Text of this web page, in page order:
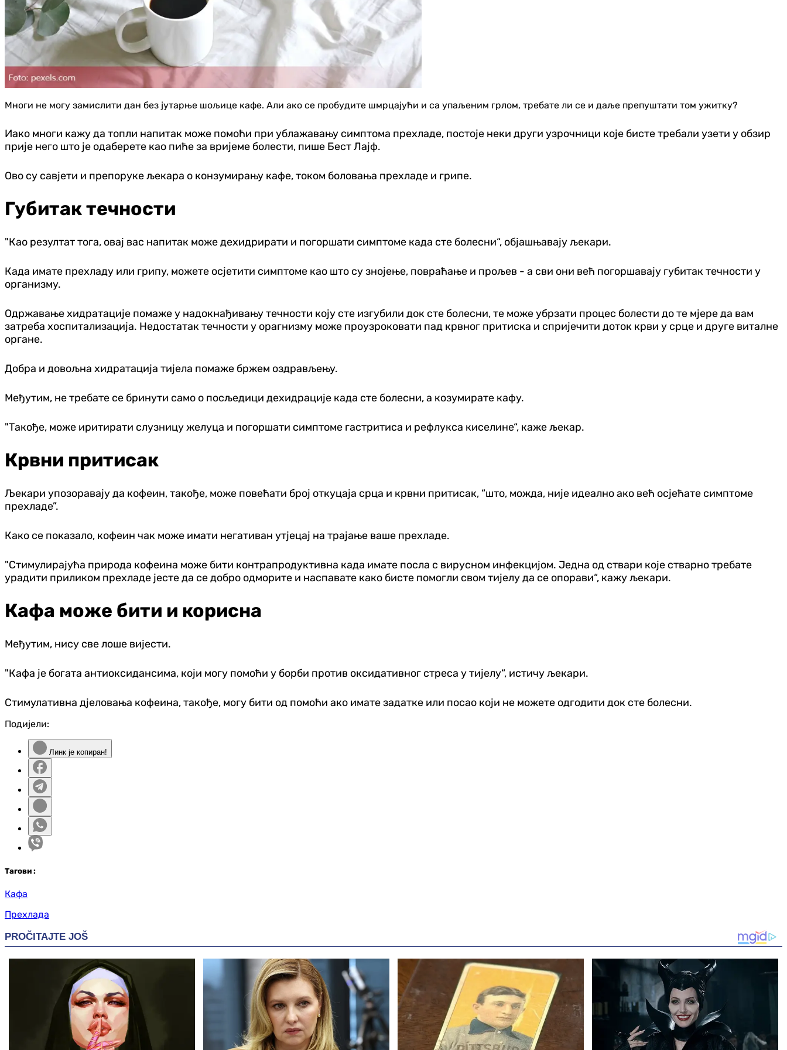
Многи не могу замислити дан без јутарње шољице кафе. Али ако се пробудите шмрцајући и сa упаљеним грлом, требате ли се и даље препуштати том ужитку?
Иако многи кажу да топли напитак може помоћи при ублажавању симптома прехладе, постоје неки други узрочници које бисте требали узети у обзир
прије него што је одаберете као пиће за вријеме болести, пише Бест Лајф.
Ово су савјети и препоруке љекара о конзумирању кафе, током боловања прехладе и грипе.
Губитак течности
"Као резултат тога, овај вас напитак може дехидрирати и погоршати симптоме када сте болесни“, објашњавају љекари.
Када имате прехладу или грипу, можете осјетити симптоме као што су знојење, повраћање и прољев - а сви они већ погоршавају губитак течности у
организму.
Одржавање хидратације помаже у надокнађивању течности коју сте изгубили док сте болесни, те може убрзати процес болести до те мјере да вам
затреба хоспитализација. Недостатак течности у орагнизму може проузроковати пад крвног притиска и спријечити доток крви у срце и друге виталне
органе.
Добра и довољна хидратација тијела помаже бржем оздрављењу.
Међутим, не требате се бринути само о посљедици дехидрације када сте болесни, а козумирате кафу.
"Такође, може иритирати слузницу желуца и погоршати симптоме гастритиса и рефлукса киселине“, каже љекар.
Крвни притисак
Љекари упозоравају да кофеин, такође, може повећати број откуцаја срца и крвни притисак, “што, можда, није идеално ако већ осјећате симптоме
прехладе”.
Како се показало, кофеин чак може имати негативан утјецај на трајање ваше прехладе.
"Стимулирајућа природа кофеина може бити контрапродуктивна када имате посла с вирусном инфекцијом. Једна од ствари које стварно требате
урадити приликом прехладе јесте да се добро одморите и наспавате како бисте помогли свом тијелу да се опорави“, кажу љекари.
Кафа може бити и корисна
Међутим, нису све лоше вијести.
"Кафа је богата антиоксидансима, који могу помоћи у борби против оксидативног стреса у тијелу“, истичу љекари.
Стимулативна дјеловања кофеина, такође, могу бити од помоћи ако имате задатке или посао који не можете одгодити док сте болесни.
Подијели:
Линк је копиран!
Тагови :
Кафа
Прехлада